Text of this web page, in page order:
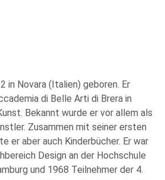
in Novara (Italien) geboren. Er
di Belle Arti di Brera in
Bekannt wurde er vor allem als
Zusammen mit seiner ersten
er aber auch Kinderbücher. Er war
Design an der Hochschule
und 1968 Teilnehmer der 4.